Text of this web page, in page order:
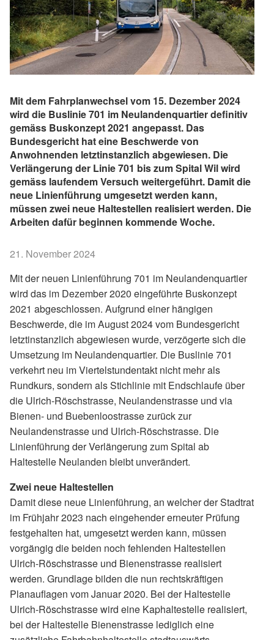
Mit dem Fahrplanwechsel vom 15. Dezember 2024
wird die Buslinie 701 im Neulandenquartier definitiv
gemäss Buskonzept 2021 angepasst. Das
Bundesgericht hat eine Beschwerde von
Anwohnenden letztinstanzlich abgewiesen. Die
Verlängerung der Linie 701 bis zum Spital Wil wird
gemäss laufendem Versuch weitergeführt. Damit die
neue Linienführung umgesetzt werden kann,
müssen zwei neue Haltestellen realisiert werden. Die
Arbeiten dafür beginnen kommende Woche.
21. November 2024
Mit der neuen Linienführung 701 im Neulandenquartier
wird das im Dezember 2020 eingeführte Buskonzept
2021 abgeschlossen. Aufgrund einer hängigen
Beschwerde, die im August 2024 vom Bundesgericht
letztinstanzlich abgewiesen wurde, verzögerte sich die
Umsetzung im Neulandenquartier. Die Buslinie 701
verkehrt neu im Viertelstundentakt nicht mehr als
Rundkurs, sondern als Stichlinie mit Endschlaufe über
die Ulrich-Röschstrasse, Neulandenstrasse und via
Bienen- und Buebenloostrasse zurück zur
Neulandenstrasse und Ulrich-Röschstrasse. Die
Linienführung der Verlängerung zum Spital ab
Haltestelle Neulanden bleibt unverändert.
Zwei neue Haltestellen
Damit diese neue Linienführung, an welcher der Stadtrat
im Frühjahr 2023 nach eingehender erneuter Prüfung
festgehalten hat, umgesetzt werden kann, müssen
vorgängig die beiden noch fehlenden Haltestellen
Ulrich-Röschstrasse und Bienenstrasse realisiert
werden. Grundlage bilden die nun rechtskräftigen
Planauflagen vom Januar 2020. Bei der Haltestelle
Ulrich-Röschstrasse wird eine Kaphaltestelle realisiert,
bei der Haltestelle Bienenstrasse lediglich eine